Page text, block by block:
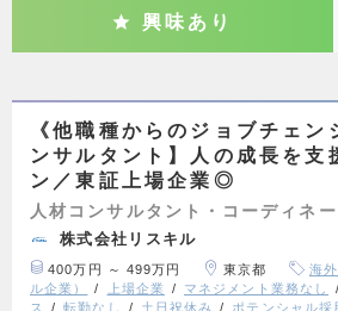
興味あり
《他職種からのジョブチェン
ンサルタント】人の成長を支
ン／東証上場企業◎
人材コンサルタント・コーディネ
株式会社リスキル
400万円 ～ 499万円 東京都
海
ル企業）
上場企業 マネジメント業務なし
ス
転勤なし 土日祝休み ポテンシャル採